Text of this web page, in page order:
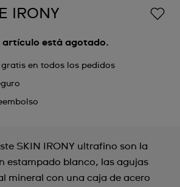
IRONY
artículo está agotado.
gratis en todos los pedidos
SKIN IRONY ultrafino son la
estampado blanco, las agujas
mineral con una caja de acero